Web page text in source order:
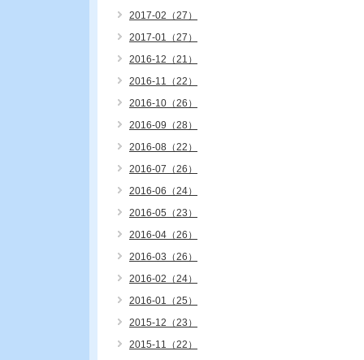
2017-02（27）
2017-01（27）
2016-12（21）
2016-11（22）
2016-10（26）
2016-09（28）
2016-08（22）
2016-07（26）
2016-06（24）
2016-05（23）
2016-04（26）
2016-03（26）
2016-02（24）
2016-01（25）
2015-12（23）
2015-11（22）